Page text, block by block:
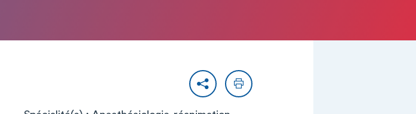
PartagerImprimer